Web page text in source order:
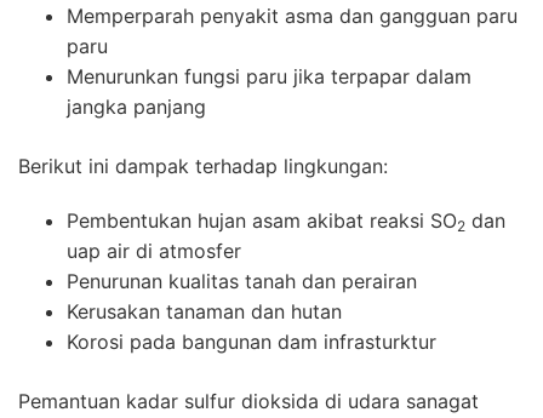
Memperparah penyakit asma dan gangguan paru
paru
Menurunkan fungsi paru jika terpapar dalam
jangka panjang
Berikut ini dampak terhadap lingkungan:
Pembentukan hujan asam akibat reaksi SO2 dan
uap air di atmosfer
Penurunan kualitas tanah dan perairan
Kerusakan tanaman dan hutan
Korosi pada bangunan dam infrasturktur
Pemantuan kadar sulfur dioksida di udara sanagat